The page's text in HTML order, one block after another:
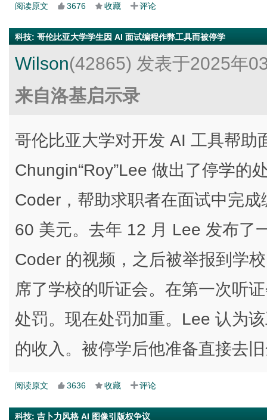
阅读原文 3676 收藏 评论
科技: 哥伦比亚大学学生因 AI 面试编程作弊工具而被停学
Wilson(42865) 发表于2025年
来自洛基启示录
哥伦比亚大学对开发 AI 工具帮助
Chungin“Roy”Lee 做出了停学的
Coder，帮助求职者在面试中完
60 美元。去年 12 月 Lee 发布了
Coder 的视频，之后被举报到学
席了学校的听证会。在第一次听
处罚。现在处罚加重。Lee 认为
的收入。被停学后他准备直接去
阅读原文 3636 收藏 评论
科技: 吉卜力风格 AI 图像引版权争议